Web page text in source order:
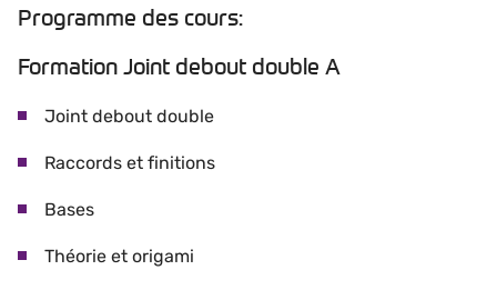
Programme des cours:
Formation Joint debout double A
Joint debout double
Raccords et finitions
Bases
Théorie et origami